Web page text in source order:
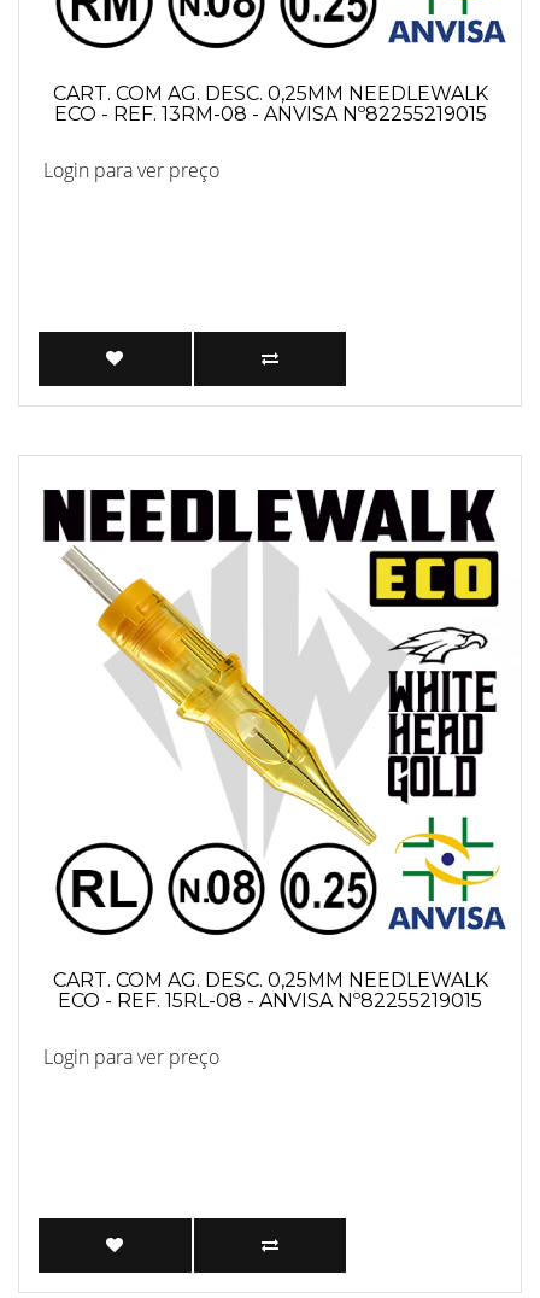
CART. COM AG. DESC. 0,25MM NEEDLEWALK
ECO - REF. 13RM-08 - ANVISA Nº82255219015
Login para ver preço
CART. COM AG. DESC. 0,25MM NEEDLEWALK
ECO - REF. 15RL-08 - ANVISA Nº82255219015
Login para ver preço